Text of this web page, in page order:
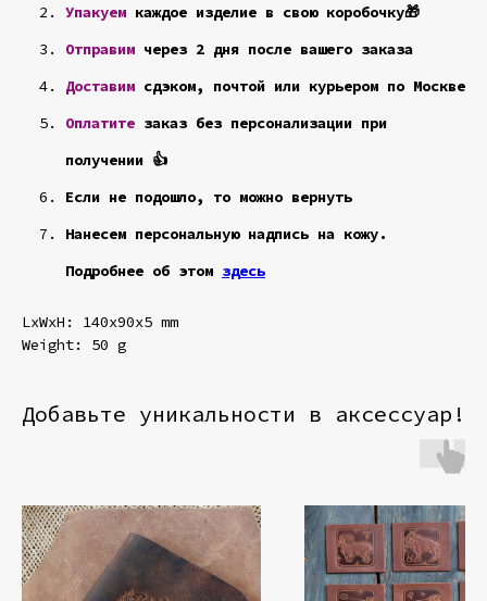
Упакуем каждое изделие в свою коробочку🎁
Отправим через 2 дня после вашего заказа
Доставим сдэком, почтой или курьером по Москве
Оплатите заказ без персонализации при
получении 👍
Если не подошло, то можно вернуть
Нанесем персональную надпись на кожу.
Подробнее об этом здесь
LxWxH: 140x90x5 mm
Weight: 50 g
Добавьте уникальности в аксессуар!